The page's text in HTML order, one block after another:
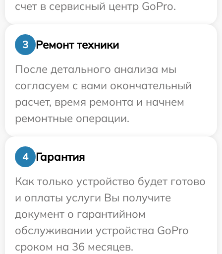
счет в сервисный центр GoPro.
3
Ремонт техники
После детального анализа мы
согласуем с вами окончательный
расчет, время ремонта и начнем
ремонтные операции.
4
Гарантия
Как только устройство будет готово
и оплаты услуги Вы получите
документ о гарантийном
обслуживании устройства GoPro
сроком на 36 месяцев.